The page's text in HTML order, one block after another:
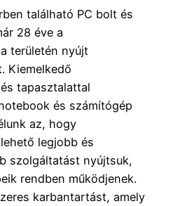
található PC bolt és
28 éve a
területén nyújt
Kiemelkedő
tapasztalattal
és számítógép
az, hogy
legjobb és
szolgáltatást nyújtsuk,
rendben működjenek.
karbantartást, amely